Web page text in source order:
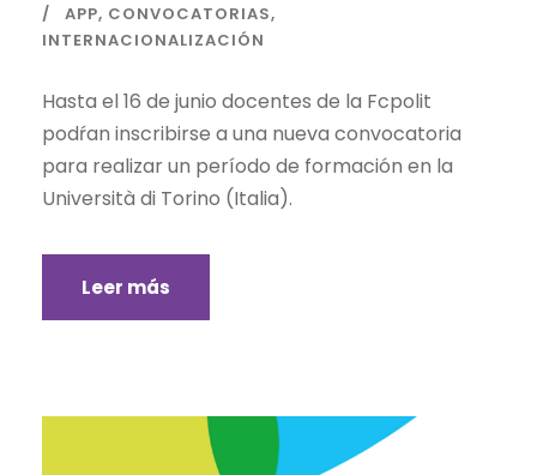
APP, CONVOCATORIAS,
INTERNACIONALIZACIÓN
Hasta el 16 de junio docentes de la Fcpolit
podŕan inscribirse a una nueva convocatoria
para realizar un período de formación en la
Università di Torino (Italia).
Leer más